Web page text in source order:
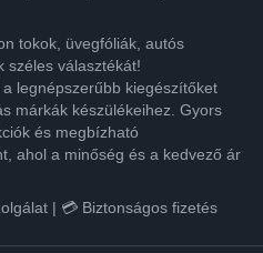
tokok, üvegfóliák, autós
széles választékát!
legnépszerűbb kiegészítőket
márkák készülékeihez. Gyors
és megbízható
ahol a minőség és a kedvező ár
| 💳 Biztonságos fizetés